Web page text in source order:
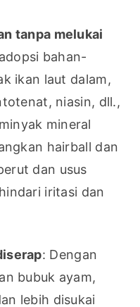
tanpa melukai
bahan-
ikan laut dalam,
niasin, dll.,
mineral
hairball dan
dan usus
iritasi dan
: Dengan
bubuk ayam,
lebih disukai